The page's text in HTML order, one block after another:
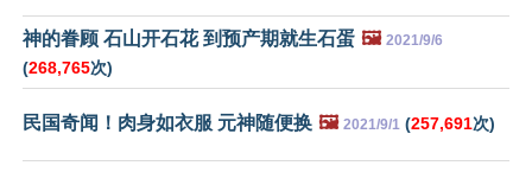
神的眷顾 石山开石花 到预产期就生石蛋 🖼️ 2021/9/6
(268,765次)
民国奇闻！肉身如衣服 元神随便换 🖼️ 2021/9/1 (257,691次)